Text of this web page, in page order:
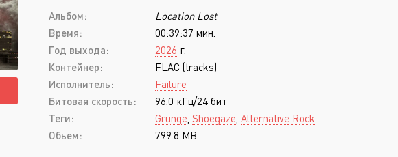
Industrial Metal
Metalcore
Nu-Metal
Post-Hardcore
Punk Rock
Black Metal
Blues
Альбом:
Location Lost
Время:
00:39:37 мин.
Год выхода:
2026 г.
Контейнер:
FLAC (tracks)
Исполнитель:
Failure
Битовая скорость:
96.0 кГц/24 бит
Теги:
Grunge Shoegaze Alternative Rock
Обьем:
799.8 MB